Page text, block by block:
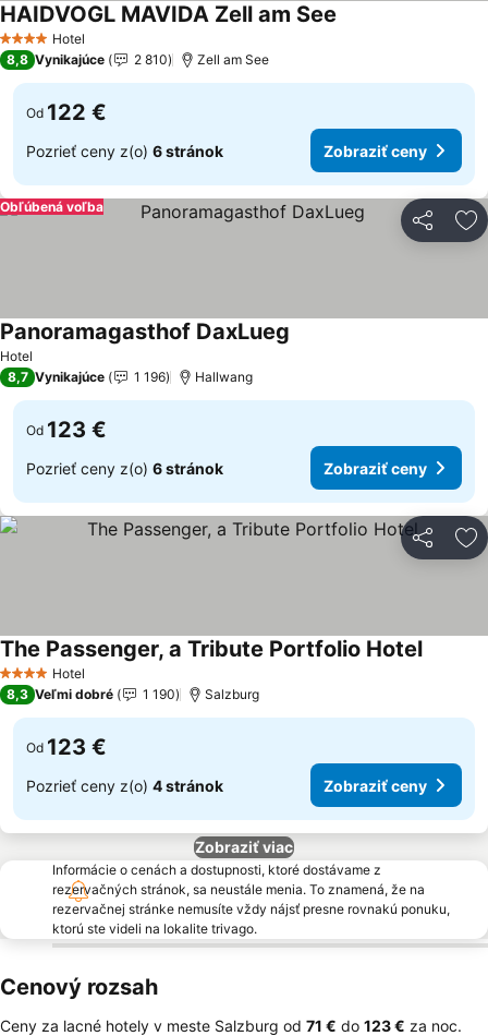
4 Počet hviezdičiek
Hotel
HAIDVOGL MAVIDA Zell am See
8,8 Vynikajúce 2 810 Zell am See
Od 122 €
Pozrieť ceny z(o) 6 stránok Zobraziť ceny
Zdieľať
Obľúbená voľba
Hotel
Panoramagasthof DaxLueg
8,7 Vynikajúce 1 196 Hallwang
Od 123 €
Pozrieť ceny z(o) 6 stránok Zobraziť ceny
Zdieľať
4 Počet hviezdičiek
Hotel
The Passenger, a Tribute Portfolio Hotel
8,3 Veľmi dobré 1 190 Salzburg
Od 123 €
Pozrieť ceny z(o) 4 stránok Zobraziť ceny
Zobraziť viac
Informácie o cenách a dostupnosti, ktoré dostávame z
rezervačných stránok, sa neustále menia. To znamená, že na
rezervačnej stránke nemusíte vždy nájsť presne rovnakú ponuku,
ktorú ste videli na lokalite trivago.
Cenový rozsah
Ceny za lacné hotely v meste Salzburg od ‎71 € do ‎123 € za noc.